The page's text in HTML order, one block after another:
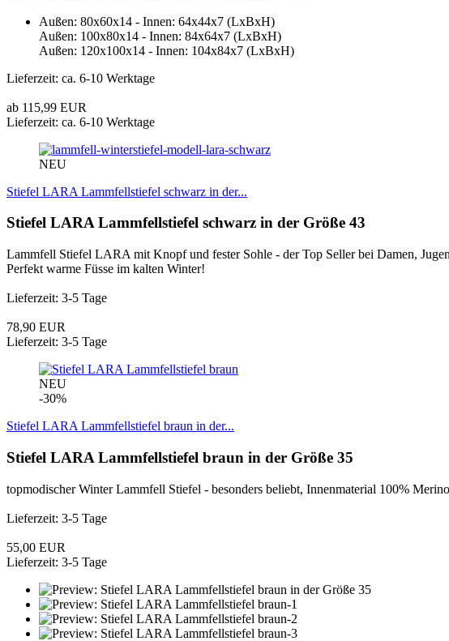
Außen: 80x60x14 - Innen: 64x44x7 (LxBxH)
Außen: 100x80x14 - Innen: 84x64x7 (LxBxH)
Außen: 120x100x14 - Innen: 104x84x7 (LxBxH)
Lieferzeit: ca. 6-10 Werktage
ab 115,99 EUR
Lieferzeit: ca. 6-10 Werktage
NEU
Stiefel LARA Lammfellstiefel schwarz in der...
Stiefel LARA Lammfellstiefel schwarz in der Größe 43
Lammfell Stiefel LARA mit Knopf und fester Sohle - der Top Seller bei Damen,
Perfekt warme Füsse im kalten Winter!
Lieferzeit: 3-5 Tage
78,90 EUR
Lieferzeit: 3-5 Tage
NEU
-30%
Stiefel LARA Lammfellstiefel braun in der...
Stiefel LARA Lammfellstiefel braun in der Größe 35
topmodischer Winter Lammfell Stiefel - besonders beliebt, Innenmaterial 100%
Lieferzeit: 3-5 Tage
55,00 EUR
Lieferzeit: 3-5 Tage